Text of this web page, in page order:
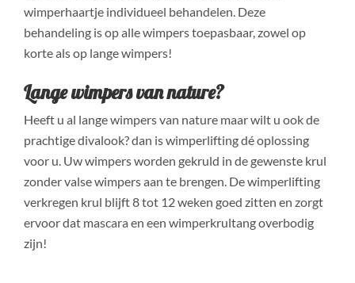
wimperhaartje individueel behandelen. Deze
behandeling is op alle wimpers toepasbaar, zowel op
korte als op lange wimpers!
Lange wimpers van nature?
Heeft u al lange wimpers van nature maar wilt u ook de
prachtige divalook? dan is wimperlifting dé oplossing
voor u. Uw wimpers worden gekruld in de gewenste krul
zonder valse wimpers aan te brengen. De wimperlifting
verkregen krul blijft 8 tot 12 weken goed zitten en zorgt
ervoor dat mascara en een wimperkrultang overbodig
zijn!